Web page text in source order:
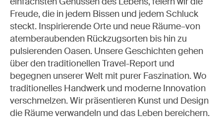
Freude, die in jedem Bissen und jedem Schluck
steckt. Inspirierende Orte und neue Räume–von
atemberaubenden Rückzugsorten bis hin zu
pulsierenden Oasen. Unsere Geschichten gehen
über den traditionellen Travel-Report und
begegnen unserer Welt mit purer Faszination. Wo
traditionelles Handwerk und moderne Innovation
verschmelzen. Wir präsentieren Kunst und Design
die Räume verwandeln und das Leben bereichern.